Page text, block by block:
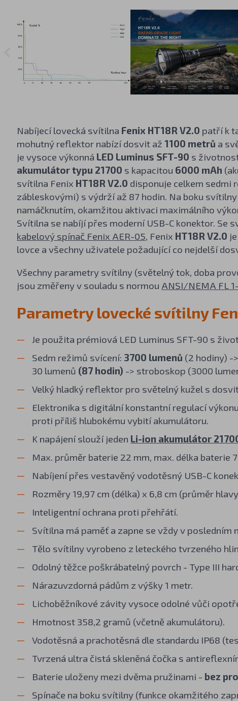
Nabíjecí lovecká svítilna Fenix HT18R V2.0 patří k
mohutný reflektor nabízí dosvit až 1100 metrů a
je vysoce výkonná LED Luminus SFT-90 s
akumulátor typu 21700 s kapacitou 6000 mAh
svítilna Fenix HT18R V2.0 disponuje celkem
zábleskovými) s výdrží až 87 hodin. Na boku
namáčknutím, okamžitou aktivaci maximálního
Svítilna se nabíjí přes moderní USB-C konektor. Se
kabelový spínač Fenix AER-05, Fenix HT18R V2.0
lovce a všechny uživatele požadující co nejdelší
Všechny parametry svítilny (světelný tok, doba
jsou změřeny v souladu s normou ANSI/NEMA FL
Parametry lovecké svítilny
Je použita prémiová LED Luminus SFT-90 s
Sedm režimů svícení: 3700 lumenů (2 hodiny) -
30 lumenů (87hodin) -> stroboskop (3000
Velký hladký reflektor pro světelný kužel s
Elektronika s digitální konstantní regulací
proti příliš hlubokému vybití akumulátoru.
K napájení slouží jeden Li-ion akumulátor
Max. průměr baterie 22 mm, max. délka baterie
Nabíjení přes vestavěný vodotěsný USB-C
Rozměry 19,97 cm (délka) x 6,8 cm (průměr
Inteligentní ochrana proti přehřátí.
Svítilna má paměť a zapne se vždy v posledním
Tělo svítilny vyrobeno z leteckého tvrzeného
Odolný těžce poškrábatelný povrch - Type III
Nárazuvzdorná pádům z výšky 1 metr.
Lichoběžníkové závity vysoce odolné vůči
Hmotnost 358,2 gramů (včetně akumulátoru).
Vodotěsná a prachotěsná dle standardu IP68
Tvrzená ultra čistá skleněná čočka s
Baterie uloženy mezi dvěma pružinami - bez
Spínače na boku svítilny (funkce okamžitého